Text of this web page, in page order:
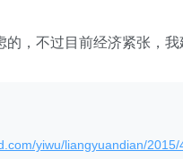
，不过目前经济紧张，
yiwu/liangyuandian/